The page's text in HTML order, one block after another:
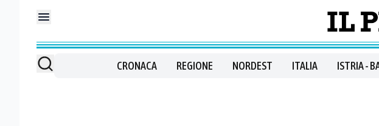
CRONACA REGIONE NORDEST ITALIA ISTRIA -